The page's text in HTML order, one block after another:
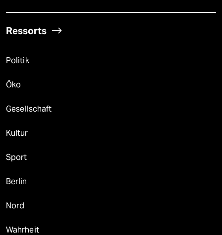
Ressorts
Politik
Öko
Gesellschaft
Kultur
Sport
Berlin
Nord
Wahrheit